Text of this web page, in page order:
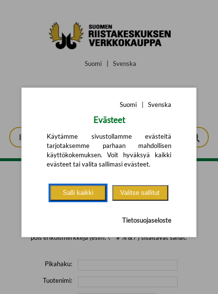
Suomi Svenska
Tarkennettu haku
pois erikoismerkkejä (esim. \' " # % & / ) sisältävät sanat.
Pikahaku:
Tuotenimi:
Suomi Svenska
Evästeet
Käytämme sivustollamme evästeitä
tarjotaksemme parhaan mahdollisen
käyttökokemuksen. Voit hyväksyä kaikki
evästeet tai valita sallimasi evästeet.
Salli kaikki Valitse sallitut
Tietosuojaseloste